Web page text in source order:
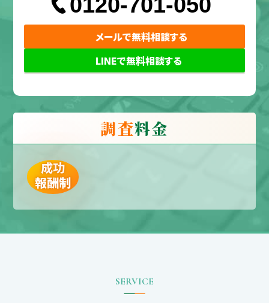
メールで無料相談する
LINEで無料相談する
調査料金
成功
報酬制